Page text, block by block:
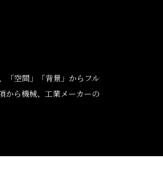
「空間」「背景」からフル
から機械、工業メーカーの